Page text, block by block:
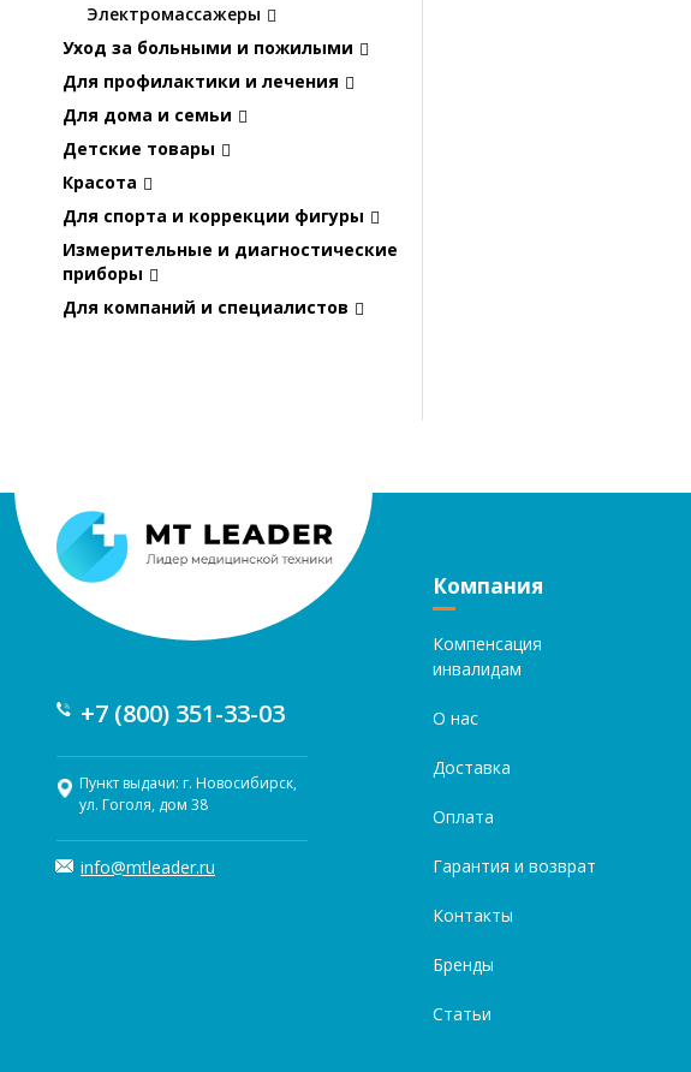
Электромассажеры
Уход за больными и пожилыми
Для профилактики и лечения
Для дома и семьи
Детские товары
Красота
Для спорта и коррекции фигуры
Измерительные и диагностические
приборы
Для компаний и специалистов
+7 (800) 351-33-03
Пункт выдачи: г. Новосибирск,
ул. Гоголя, дом 38
info@mtleader.ru
Компания
Компенсация
инвалидам
О нас
Доставка
Оплата
Гарантия и возврат
Контакты
Бренды
Статьи